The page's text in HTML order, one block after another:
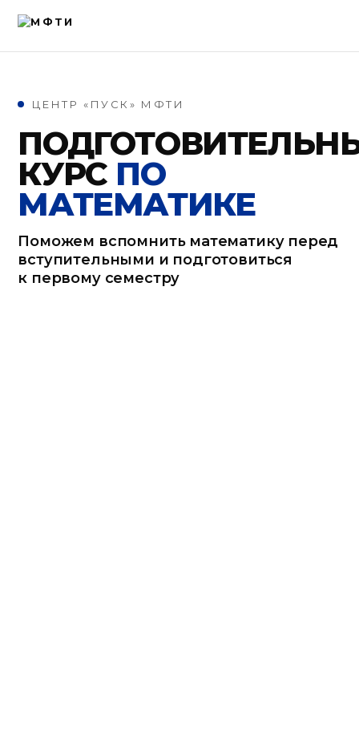
ЦЕНТР «ПУСК» МФТИ
КУРС ПО
МАТЕМАТИКЕ
Поможем вспомнить математику перед
вступительными и подготовиться
к первому семестру